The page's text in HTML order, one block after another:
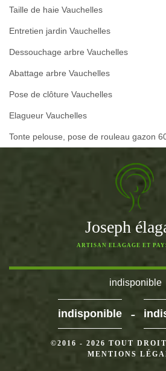
Taille de haie Vauchelles
Entretien jardin Vauchelles
Dessouchage arbre Vauchelles
Abattage arbre Vauchelles
Pose de clôture Vauchelles
Elagueur Vauchelles
Tonte pelouse, pose de rouleau gazon
Joseph
ARTISAN ELAGAGE ET
indisponible
indisponible -
©2016 - 2026 TOUT
MENTIONS